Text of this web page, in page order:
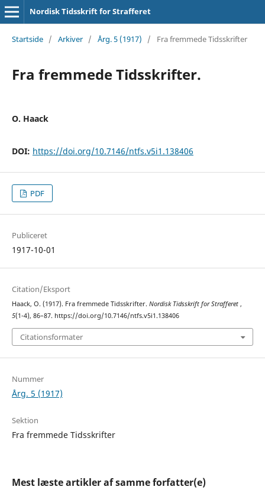
Nordisk Tidsskrift for Strafferet
Startside / Arkiver / Årg. 5 (1917) / Fra fremmede Tidsskrifter
Fra fremmede Tidsskrifter.
O. Haack
DOI: https://doi.org/10.7146/ntfs.v5i1.138406
PDF
Publiceret
1917-10-01
Citation/Eksport
Haack, O. (1917). Fra fremmede Tidsskrifter. Nordisk Tidsskrift for Strafferet ,
5(1-4), 86–87. https://doi.org/10.7146/ntfs.v5i1.138406
Citationsformater
Nummer
Årg. 5 (1917)
Sektion
Fra fremmede Tidsskrifter
Mest læste artikler af samme forfatter(e)